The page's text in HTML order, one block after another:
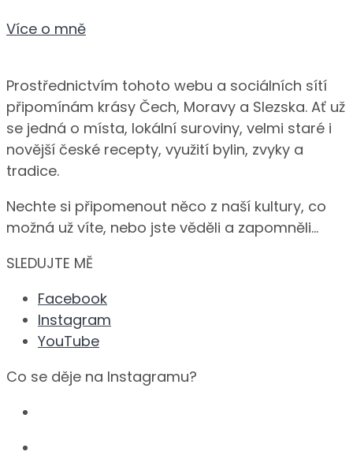
Více o mně
Prostřednictvím tohoto webu a sociálních sítí
připomínám krásy Čech, Moravy a Slezska. Ať už
se jedná o místa, lokální suroviny, velmi staré i
novější české recepty, využití bylin, zvyky a
tradice.
Nechte si připomenout něco z naší kultury, co
možná už víte, nebo jste věděli a zapomněli…
SLEDUJTE MĚ
Facebook
Instagram
YouTube
Co se děje na Instagramu?